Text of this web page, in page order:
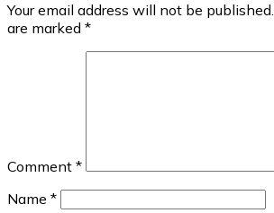
Your email address will not be published.
are marked *
Comment *
Name *